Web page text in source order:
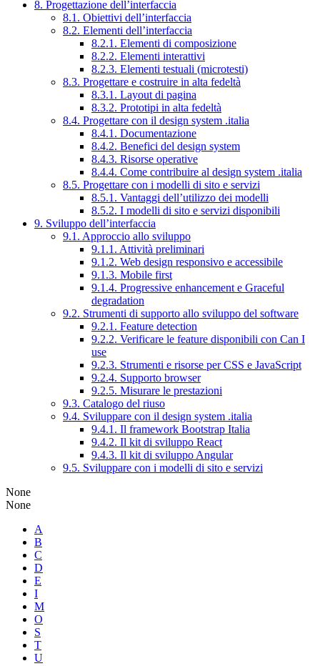
8. Progettazione dell’interfaccia
8.1. Obiettivi dell’interfaccia
8.2. Elementi dell’interfaccia
8.2.1. Elementi di composizione
8.2.2. Elementi interattivi
8.2.3. Elementi testuali (microtesti)
8.3. Progettare e costruire in alta fedeltà
8.3.1. Layout di pagina
8.3.2. Prototipi in alta fedeltà
8.4. Progettare con il design system .italia
8.4.1. Documentazione
8.4.2. Benefici del design system
8.4.3. Risorse operative
8.4.4. Come contribuire al design system .italia
8.5. Progettare con i modelli di sito e servizi
8.5.1. Vantaggi dell’utilizzo dei modelli
8.5.2. I modelli di sito e servizi disponibili
9. Sviluppo dell’interfaccia
9.1. Approccio allo sviluppo
9.1.1. Attività preliminari
9.1.2. Web design responsivo e accessibile
9.1.3. Mobile first
9.1.4. Progressive enhancement e Graceful
degradation
9.2. Strumenti di supporto allo sviluppo del software
9.2.1. Feature detection
9.2.2. Verificare le feature disponibili con Can I
use
9.2.3. Strumenti e risorse per CSS e JavaScript
9.2.4. Supporto browser
9.2.5. Misurare le prestazioni
9.3. Catalogo del riuso
9.4. Sviluppare con il design system .italia
9.4.1. Il framework Bootstrap Italia
9.4.2. Il kit di sviluppo React
9.4.3. Il kit di sviluppo Angular
9.5. Sviluppare con i modelli di sito e servizi
None
None
A
B
C
D
E
I
M
O
S
T
U